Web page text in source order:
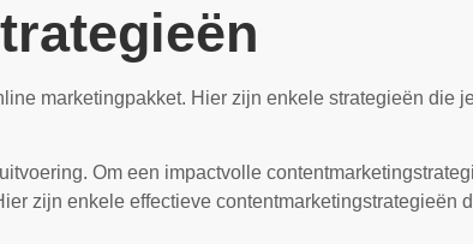
marketingpakket. Hier zijn enkele strategieën die
Om een impactvolle
zijn enkele effectieve contentmarketingstrategieën